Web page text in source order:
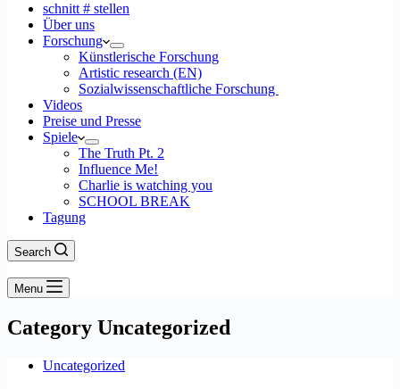
schnitt # stellen
Über uns
Forschung
Künstlerische Forschung
Artistic research (EN)
Sozialwissenschaftliche Forschung
Videos
Preise und Presse
Spiele
The Truth Pt. 2
Influence Me!
Charlie is watching you
SCHOOL BREAK
Tagung
Search
Menu
Category Uncategorized
Uncategorized